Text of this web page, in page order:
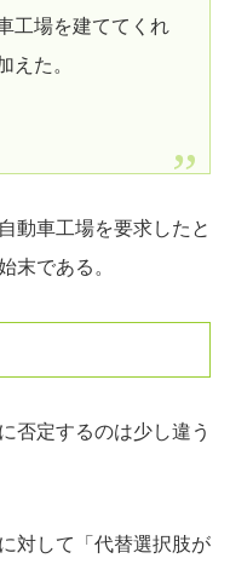
工場を建ててくれ
えた。
動車工場を要求したと
末である。
否定するのは少し違う
対して「代替選択肢が